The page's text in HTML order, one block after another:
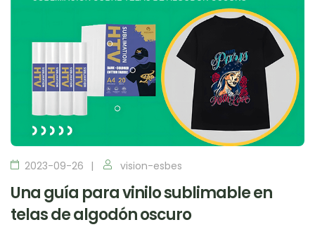
2023-09-26 vision-esbes
Una guía para vinilo sublimable en
telas de algodón oscuro